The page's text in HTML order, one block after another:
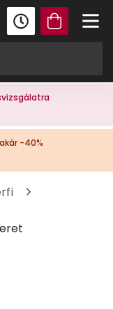
-40%